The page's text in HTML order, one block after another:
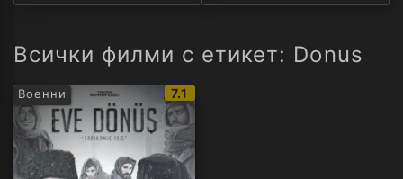
Всички филми с етикет: Donus
Военни
IMDb
рейтинг:
7.1